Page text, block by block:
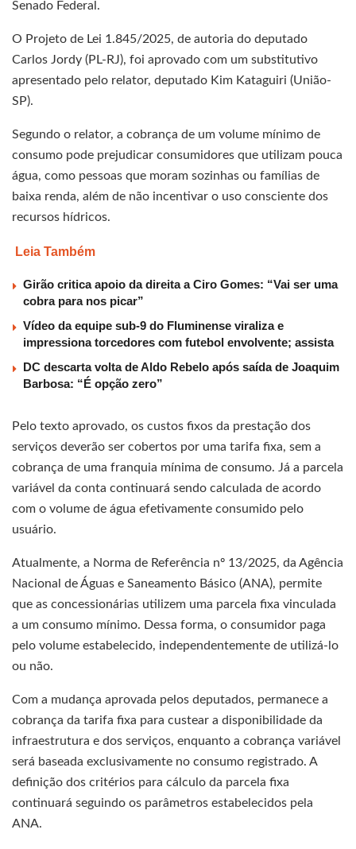
Senado Federal.
O Projeto de Lei 1.845/2025, de autoria do deputado
Carlos Jordy (PL-RJ), foi aprovado com um substitutivo
apresentado pelo relator, deputado Kim Kataguiri (União-
SP).
Segundo o relator, a cobrança de um volume mínimo de
consumo pode prejudicar consumidores que utilizam pouca
água, como pessoas que moram sozinhas ou famílias de
baixa renda, além de não incentivar o uso consciente dos
recursos hídricos.
Leia Também
Girão critica apoio da direita a Ciro Gomes: “Vai ser uma
cobra para nos picar”
Vídeo da equipe sub-9 do Fluminense viraliza e
impressiona torcedores com futebol envolvente; assista
DC descarta volta de Aldo Rebelo após saída de Joaquim
Barbosa: “É opção zero”
Pelo texto aprovado, os custos fixos da prestação dos
serviços deverão ser cobertos por uma tarifa fixa, sem a
cobrança de uma franquia mínima de consumo. Já a parcela
variável da conta continuará sendo calculada de acordo
com o volume de água efetivamente consumido pelo
usuário.
Atualmente, a Norma de Referência nº 13/2025, da Agência
Nacional de Águas e Saneamento Básico (ANA), permite
que as concessionárias utilizem uma parcela fixa vinculada
a um consumo mínimo. Dessa forma, o consumidor paga
pelo volume estabelecido, independentemente de utilizá-lo
ou não.
Com a mudança aprovada pelos deputados, permanece a
cobrança da tarifa fixa para custear a disponibilidade da
infraestrutura e dos serviços, enquanto a cobrança variável
será baseada exclusivamente no consumo registrado. A
definição dos critérios para cálculo da parcela fixa
continuará seguindo os parâmetros estabelecidos pela
ANA.